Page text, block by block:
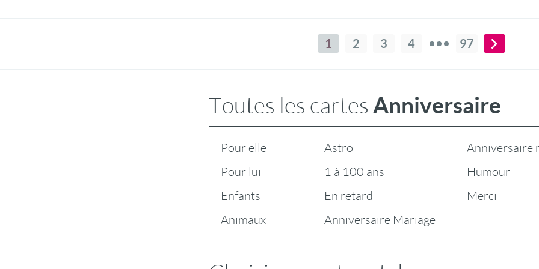
1 2 3 4 97
Toutes les cartes Anniversaire
Pour elle
Pour lui
Enfants
Animaux
Astro
1 à 100 ans
En retard
Anniversaire Mariage
Anniversaire
Humour
Merci